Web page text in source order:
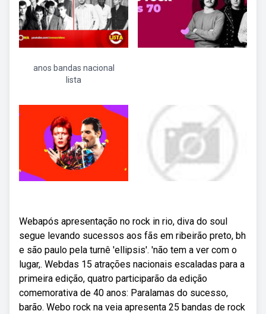
anos bandas nacional
lista
Webapós apresentação no rock in rio, diva do soul
segue levando sucessos aos fãs em ribeirão preto, bh
e são paulo pela turnê 'ellipsis'. 'não tem a ver com o
lugar,. Webdas 15 atrações nacionais escaladas para a
primeira edição, quatro participarão da edição
comemorativa de 40 anos: Paralamas do sucesso,
barão. Webo rock na veia apresenta 25 bandas de rock